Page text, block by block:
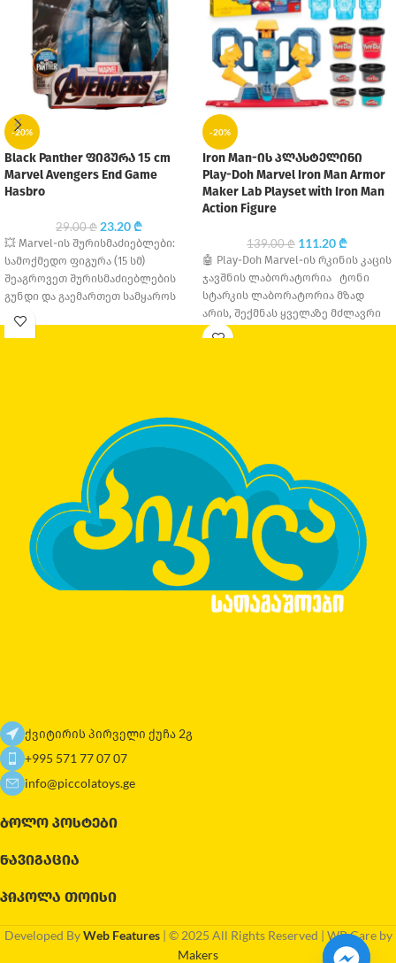
-20%
Black Panther ფიგურა 15 cm
Marvel Avengers End Game
Hasbro
29.00₾ 23.20₾
💥 Marvel-ის შურისმაძიებლები:
სამოქმედო ფიგურა (15 სმ)
შეაგროვეთ შურისმაძიებლების
გუნდი და გაემართეთ სამყაროს
გადასარჩენად! ეს 15
-20%
Iron Man-ის პლასტელინი
Play-Doh Marvel Iron Man Armor
Maker Lab Playset with Iron Man
Action Figure
139.00₾ 111.20₾
🤖 Play-Doh Marvel-ის რკინის კაცის
ჯავშნის ლაბორატორია ტონი
სტარკის ლაბორატორია მზად
არის, შექმნას ყველაზე მძლავრი
ჯავშანი! Play-Doh-ს ამ
ქვიტირის პირველი ქუჩა 2გ
+995 571 77 07 07
info@piccolatoys.ge
ᲑᲝᲚᲝ ᲞᲝᲡᲢᲔᲑᲘ
ᲜᲐᲕᲘᲒᲐᲪᲘᲐ
ᲞᲘᲙᲝᲚᲐ ᲗᲝᲘᲡᲘ
Developed ByWeb Features | © 2025 All Rights Reserved | WP Care by
Makers